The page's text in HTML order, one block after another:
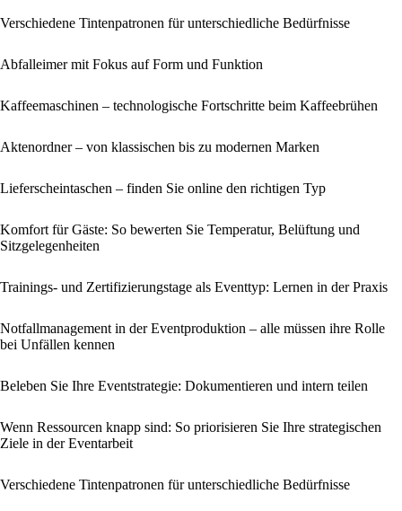
Verschiedene Tintenpatronen für unterschiedliche Bedürfnisse
Abfalleimer mit Fokus auf Form und Funktion
Kaffeemaschinen – technologische Fortschritte beim Kaffeebrühen
Aktenordner – von klassischen bis zu modernen Marken
Lieferscheintaschen – finden Sie online den richtigen Typ
Komfort für Gäste: So bewerten Sie Temperatur, Belüftung und
Sitzgelegenheiten
Trainings- und Zertifizierungstage als Eventtyp: Lernen in der Praxis
Notfallmanagement in der Eventproduktion – alle müssen ihre Rolle
bei Unfällen kennen
Beleben Sie Ihre Eventstrategie: Dokumentieren und intern teilen
Wenn Ressourcen knapp sind: So priorisieren Sie Ihre strategischen
Ziele in der Eventarbeit
Verschiedene Tintenpatronen für unterschiedliche Bedürfnisse